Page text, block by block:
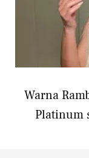
Warna
Platinum